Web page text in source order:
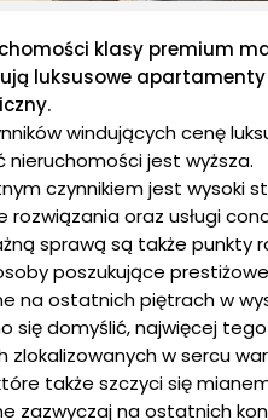
klasy premium
luksusowe apartamenty
windujących cenę
jest wyższa.
czynnikiem jest wysoki
rozwiązania oraz usługi
sprawą są także punkty
poszukujące
na ostatnich piętrach w
się domyślić, najwięcej
zlokalizowanych w sercu
także szczyci się
zazwyczaj na ostatnich